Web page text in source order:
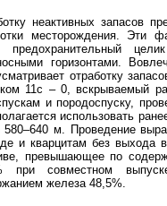
неактивных запасов
месторождения. Эти
предохранительный
горизонтами.
отработку
11с – 0, вскрываемый
и породоспуску,
использовать
м. Проведение
и кварцитам без выхода
превышающее по
при совместном
железа 48,5%.